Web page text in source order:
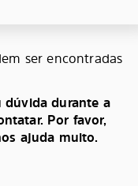
ser encontradas
dúvida durante a
Por favor,
ajuda muito.